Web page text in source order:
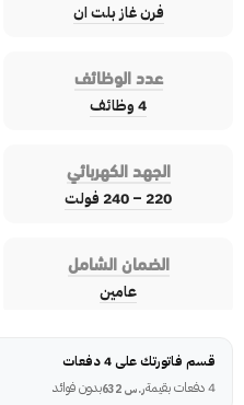
فرن غاز بلت ان
عدد الوظائف
4 وظائف
الجهد الكهربائي
220 – 240 فولت
الضمان الشامل
عامين
قسم فاتورتك على 4 دفعات
4 دفعات بقيمة
ر.س بدون فوائد